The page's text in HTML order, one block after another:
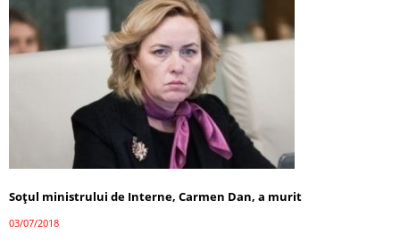
Soţul ministrului de Interne, Carmen Dan, a murit
03/07/2018